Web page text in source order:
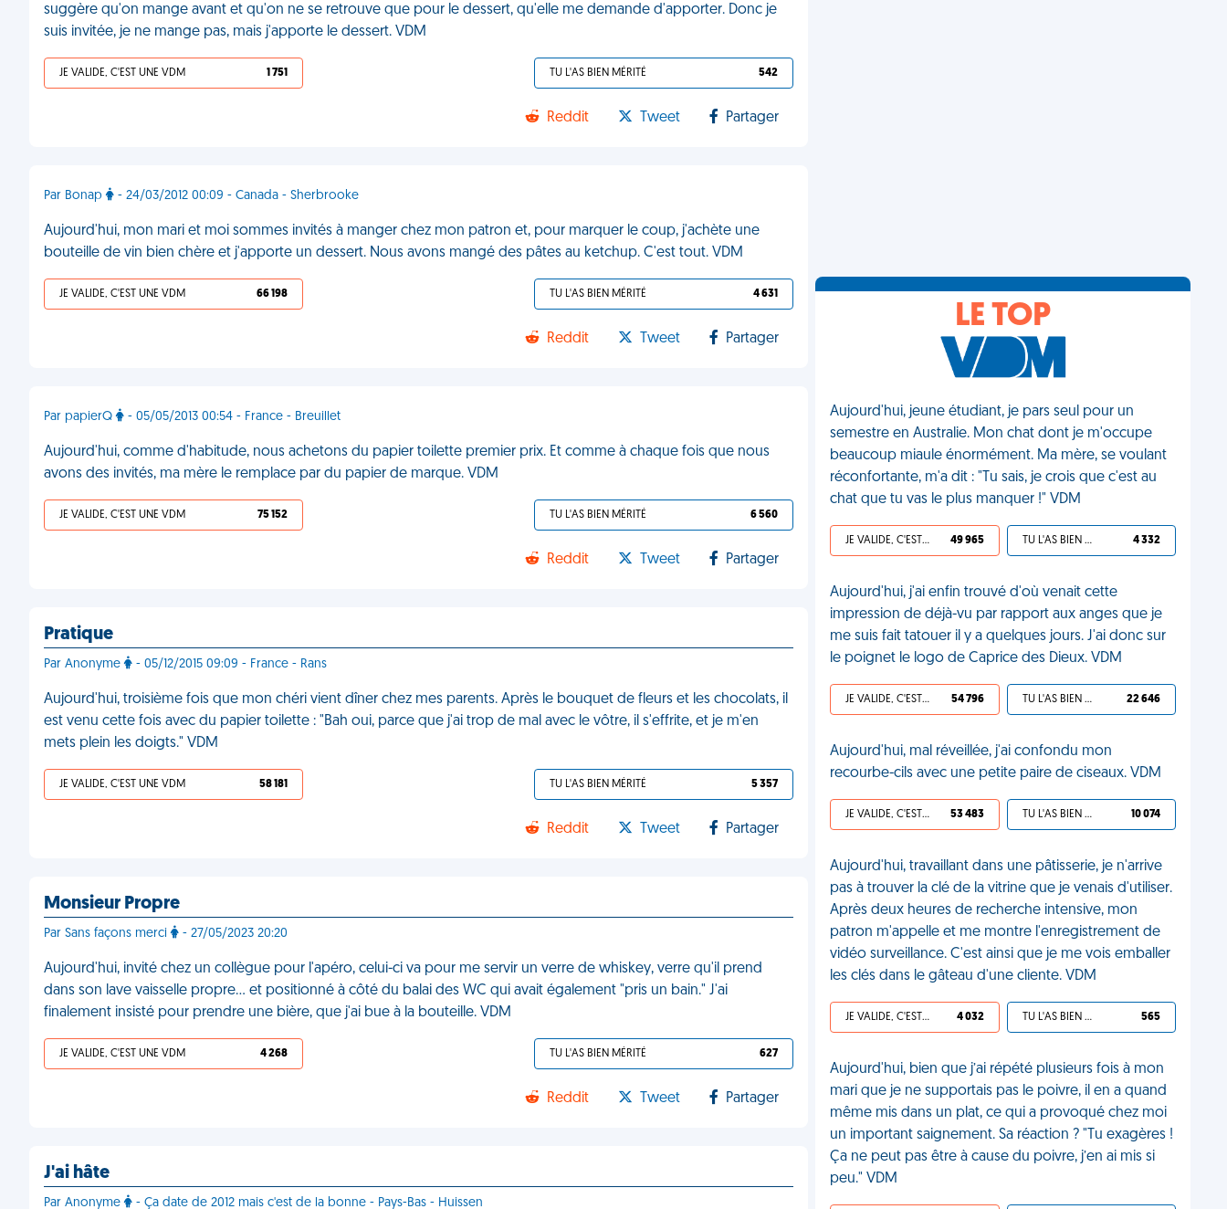
suggère qu'on mange avant et qu'on ne se retrouve que pour le dessert, qu'elle me demande d'apporter. Donc je
suis invitée, je ne mange pas, mais j'apporte le dessert. VDM
JE VALIDE, C'EST UNE VDM 1 751 TU L'AS BIEN MÉRITÉ 542
Reddit Tweet Partager
Par Bonap - 24/03/2012 00:09 - Canada - Sherbrooke
Aujourd'hui, mon mari et moi sommes invités à manger chez mon patron et, pour marquer le coup, j'achète une
bouteille de vin bien chère et j'apporte un dessert. Nous avons mangé des pâtes au ketchup. C'est tout. VDM
JE VALIDE, C'EST UNE VDM 66 198 TU L'AS BIEN MÉRITÉ 4 631
Reddit Tweet Partager
Par papierQ - 05/05/2013 00:54 - France - Breuillet
Aujourd'hui, comme d'habitude, nous achetons du papier toilette premier prix. Et comme à chaque fois que nous
avons des invités, ma mère le remplace par du papier de marque. VDM
JE VALIDE, C'EST UNE VDM 75 152 TU L'AS BIEN MÉRITÉ 6 560
Reddit Tweet Partager
Pratique
Par Anonyme - 05/12/2015 09:09 - France - Rans
Aujourd'hui, troisième fois que mon chéri vient dîner chez mes parents. Après le bouquet de fleurs et les chocolats, il
est venu cette fois avec du papier toilette : "Bah oui, parce que j'ai trop de mal avec le vôtre, il s'effrite, et je m'en
mets plein les doigts." VDM
JE VALIDE, C'EST UNE VDM 58 181 TU L'AS BIEN MÉRITÉ 5 357
Reddit Tweet Partager
Monsieur Propre
Par Sans façons merci - 27/05/2023 20:20
Aujourd'hui, invité chez un collègue pour l'apéro, celui-ci va pour me servir un verre de whiskey, verre qu'il prend
dans son lave vaisselle propre… et positionné à côté du balai des WC qui avait également "pris un bain." J'ai
finalement insisté pour prendre une bière, que j'ai bue à la bouteille. VDM
JE VALIDE, C'EST UNE VDM 4 268 TU L'AS BIEN MÉRITÉ 627
Reddit Tweet Partager
J'ai hâte
Par Anonyme - Ça date de 2012 mais c'est de la bonne - Pays-Bas - Huissen
LE TOP
Aujourd'hui, jeune étudiant, je pars seul pour un
semestre en Australie. Mon chat dont je m'occupe
beaucoup miaule énormément. Ma mère, se voulant
réconfortante, m'a dit : "Tu sais, je crois que c'est au
chat que tu vas le plus manquer !" VDM
JE VALIDE, C'EST UNE VDM 49 965 TU L'AS BIEN MÉRITÉ 4 332
Aujourd'hui, j'ai enfin trouvé d'où venait cette
impression de déjà-vu par rapport aux anges que je
me suis fait tatouer il y a quelques jours. J'ai donc sur
le poignet le logo de Caprice des Dieux. VDM
JE VALIDE, C'EST UNE VDM 54 796 TU L'AS BIEN MÉRITÉ 22 646
Aujourd'hui, mal réveillée, j'ai confondu mon
recourbe-cils avec une petite paire de ciseaux. VDM
JE VALIDE, C'EST UNE VDM 53 483 TU L'AS BIEN MÉRITÉ 10 074
Aujourd'hui, travaillant dans une pâtisserie, je n'arrive
pas à trouver la clé de la vitrine que je venais d'utiliser.
Après deux heures de recherche intensive, mon
patron m'appelle et me montre l'enregistrement de
vidéo surveillance. C'est ainsi que je me vois emballer
les clés dans le gâteau d'une cliente. VDM
JE VALIDE, C'EST UNE VDM 4 032 TU L'AS BIEN MÉRITÉ 565
Aujourd'hui, bien que j’ai répété plusieurs fois à mon
mari que je ne supportais pas le poivre, il en a quand
même mis dans un plat, ce qui a provoqué chez moi
un important saignement. Sa réaction ? "Tu exagères !
Ça ne peut pas être à cause du poivre, j’en ai mis si
peu." VDM